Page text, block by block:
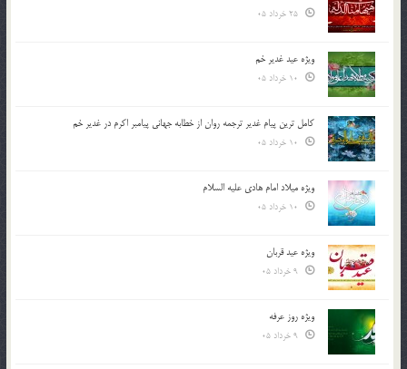
ویژه عید غدیر خم
کامل ترین پیام غدیر ترجمه روان از خطابه جهانی پیامبر اکرم در غدیر خم
ویژه میلاد امام هادی علیه السلام
ویژه عید قربان
ویژه روز عرفه